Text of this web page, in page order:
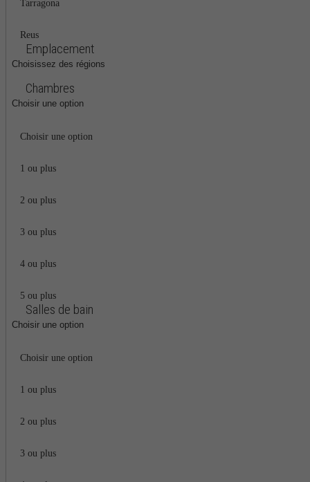
Tarragona
Reus
Emplacement
Choisissez des régions
Chambres
Choisir une option
Choisir une option
1 ou plus
2 ou plus
3 ou plus
4 ou plus
5 ou plus
Salles de bain
Choisir une option
Choisir une option
1 ou plus
2 ou plus
3 ou plus